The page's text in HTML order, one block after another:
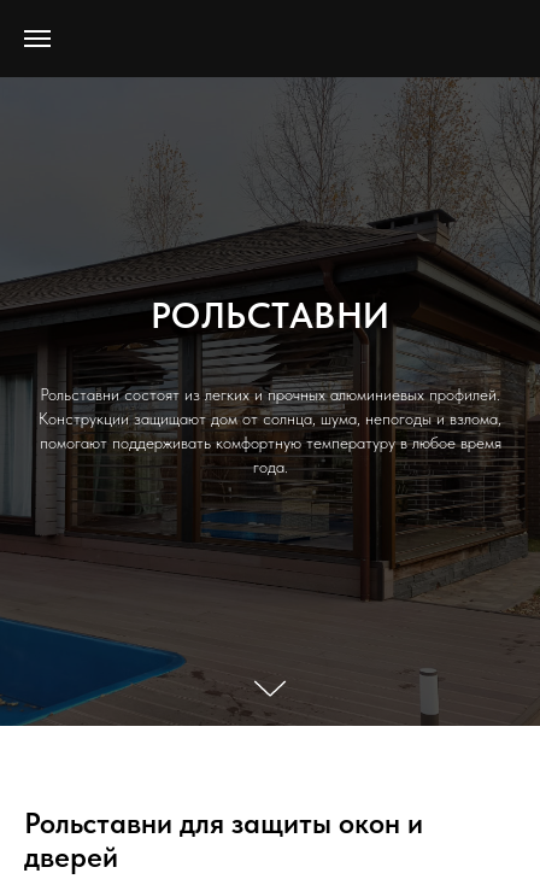
РОЛЬСТАВНИ
Рольставни состоят из легких и прочных алюминиевых профилей.
Конструкции защищают дом от солнца, шума, непогоды и взлома,
помогают поддерживать комфортную температуру в любое время
года.
Рольставни для защиты окон и
дверей